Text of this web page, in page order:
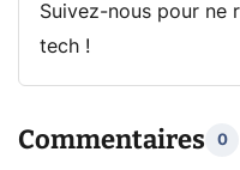
Suivez-nous pour ne
tech !
Commentaires 0